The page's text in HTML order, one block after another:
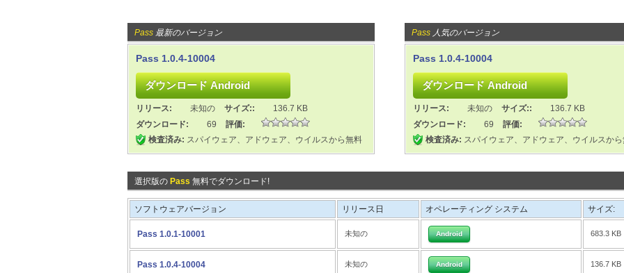
Pass 最新のバージョン
Pass 1.0.4-10004
リリース: 未知の サイズ::
136.7 KB
ダウンロード:
69
評価:
検査済み: スパイウェア、アドウェア、ウイルスから無料
Pass 人気のバージョン
Pass 1.0.4-10004
リリース: 未知の サイズ::
136.7 KB
ダウンロード:
69
評価:
検査済み: スパイウェア、アドウェア、ウイルスか
選択版の Pass 無料でダウンロード!
ソフトウェアバージョン リリース日 オペレーティング システム サイズ:
Pass 1.0.1-10001 未知の Android 683.3 KB
Pass 1.0.4-10004 未知の Android 136.7 KB